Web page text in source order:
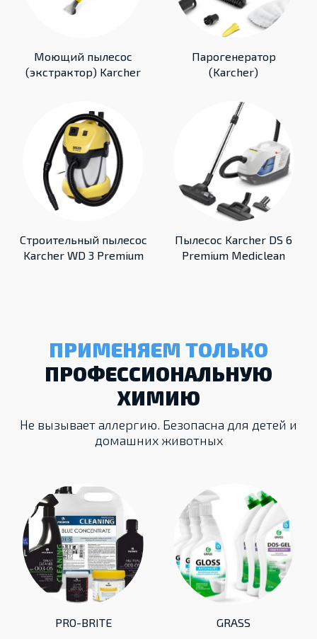
Моющий пылесос
(экстрактор) Karcher
Парогенератор
(Karcher)
Строительный пылесос
Karcher WD 3 Premium
Пылесос Karcher DS 6
Premium Mediclean
ПРИМЕНЯЕМ ТОЛЬКО
ПРОФЕССИОНАЛЬНУЮ
ХИМИЮ
Не вызывает аллергию. Безопасна для детей и
домашних животных
PRO-BRITE GRASS